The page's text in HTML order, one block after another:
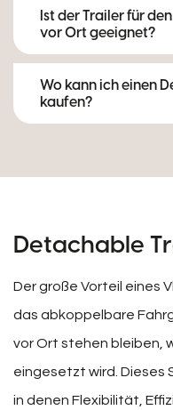
Ist der Trailer für
vor Ort geeignet?
Wo kann ich einen
kaufen?
Detachable
Der große Vorteil eines
das abkoppelbare
vor Ort stehen bleiben,
eingesetzt wird. Dieses
in denen Flexibilität,